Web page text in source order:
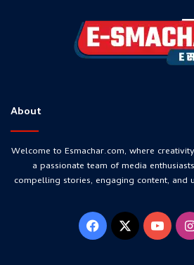
About
Welcome to Esmachar.com, where
a passionate team of media
compelling stories, engaging content, and
Facebook
X